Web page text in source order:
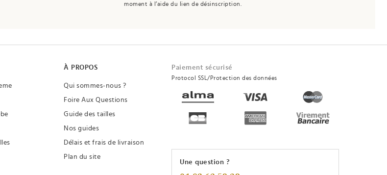
moment à l’aide du lien de désinscription.
À PROPOS
Qui sommes-nous ?
Foire Aux Questions
Guide des tailles
Nos guides
Délais et frais de livraison
Plan du site
Paiement sécurisé
Protocol SSL/Protection des données
Une question ?